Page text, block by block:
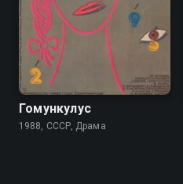
Гомункулус
1988, СССР, Драма